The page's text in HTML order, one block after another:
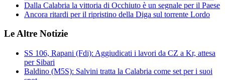
Dalla Calabria la vittoria di Occhiuto è un segnale per il Paese
Ancora ritardi per il ripristino della Diga sul torrente Lordo
Le Altre Notizie
SS 106, Rapani (Fdi): Aggiudicati i lavori da CZ a Kr, attesa
per Sibari
Baldino (M5S): Salvini tratta la Calabria come set per i suoi